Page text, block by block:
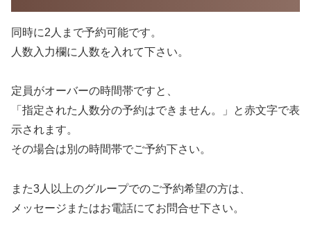
同時に2人まで予約可能です。
人数入力欄に人数を入れて下さい。
定員がオーバーの時間帯ですと、
「指定された人数分の予約はできません。」と赤文字で表
示されます。
その場合は別の時間帯でご予約下さい。
また3人以上のグループでのご予約希望の方は、
メッセージまたはお電話にてお問合せ下さい。